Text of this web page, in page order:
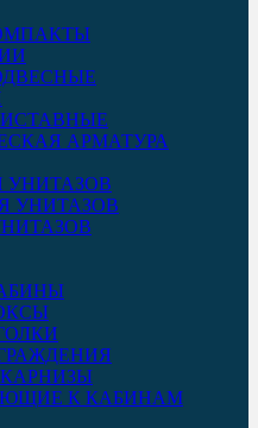
АРМАТУРА
УНИТАЗОВ
УНИТАЗОВ
К КАБИНАМ